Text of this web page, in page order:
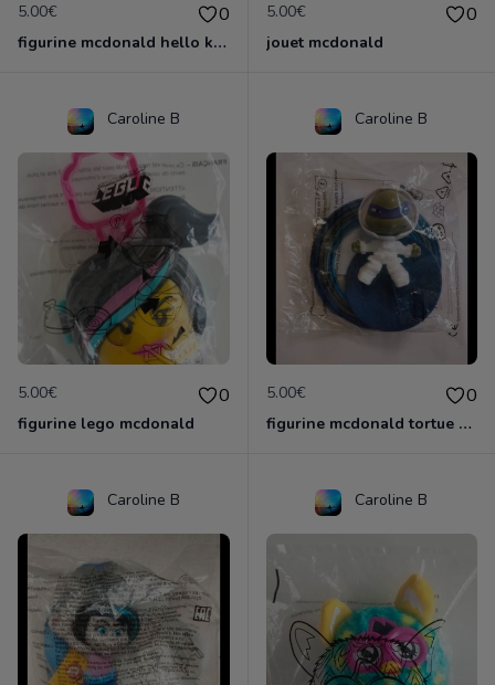
5.00€ 0
figurine mcdonald hello kitty
5.00€ 0
jouet mcdonald
Caroline B
5.00€ 0
figurine lego mcdonald
Caroline B
5.00€ 0
figurine mcdonald tortue ninja
Caroline B Caroline B